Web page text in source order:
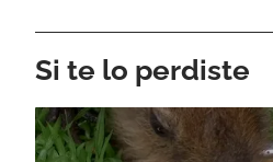
Si te lo perdiste